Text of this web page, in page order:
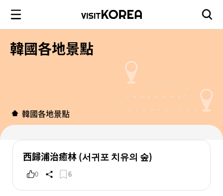
韓國各地景點
韓國各地景點
西歸浦治癒林 (서귀포 치유의 숲)
0 6